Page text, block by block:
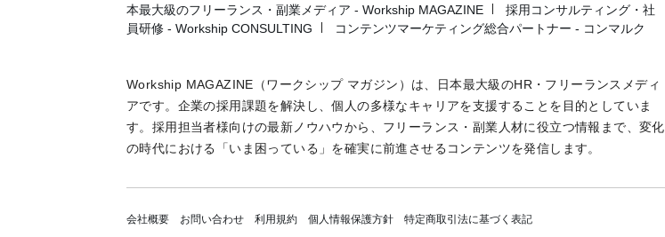
本最大級のフリーランス・副業メディア - Workship MAGAZINE
採用コンサルティング・社
員研修 - Workship CONSULTING
コンテンツマーケティング総合パートナー - コンマルク
Workship MAGAZINE（ワークシップ マガジン）は、日本最大級のHR・フリーランスメディ
アです。企業の採用課題を解決し、個人の多様なキャリアを支援することを目的としていま
す。採用担当者様向けの最新ノウハウから、フリーランス・副業人材に役立つ情報まで、変化
の時代における「いま困っている」を確実に前進させるコンテンツを発信します。
会社概要 お問い合わせ 利用規約 個人情報保護方針 特定商取引法に基づく表記